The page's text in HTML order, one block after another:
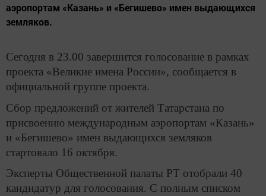
аэропортам «Казань» и «Бегишево» имен выдающихся
земляков.
Сегодня в 23.00 завершится голосование в рамках
проекта «Великие имена России», сообщается в
официальной группе проекта.
Сбор предложений от жителей Татарстана по
присвоению международным аэропортам «Казань»
и «Бегишево» имен выдающихся земляков
стартовало 16 октября.
Эксперты Общественной палаты РТ отобрали 40
кандидатур для голосования. С полным списком